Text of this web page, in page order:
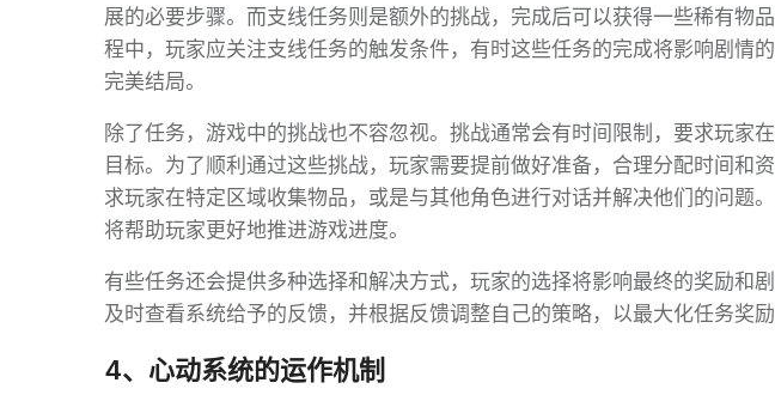
展的必要步骤。而支线任务则是额外的挑战，完成后可以获得一些稀有物
程中，玩家应关注支线任务的触发条件，有时这些任务的完成将影响剧情
完美结局。
除了任务，游戏中的挑战也不容忽视。挑战通常会有时间限制，要求玩家
目标。为了顺利通过这些挑战，玩家需要提前做好准备，合理分配时间和
求玩家在特定区域收集物品，或是与其他角色进行对话并解决他们的问题
将帮助玩家更好地推进游戏进度。
有些任务还会提供多种选择和解决方式，玩家的选择将影响最终的奖励和
及时查看系统给予的反馈，并根据反馈调整自己的策略，以最大化任务奖励
4、心动系统的运作机制